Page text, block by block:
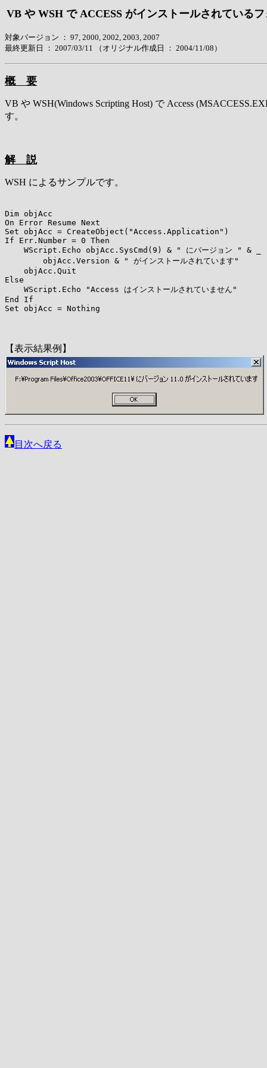
VB や WSH で ACCESS がインストールされている
対象バージョン ： 97, 2000, 2002, 2003, 2007
最終更新日 ： 2007/03/11 （オリジナル作成日 ： 2004/11/08）
概 要
VB や WSH(Windows Scripting Host) で Access
す。
解 説
WSH によるサンプルです。
Dim objAcc
On Error Resume Next
Set objAcc = CreateObject("Access.Application")
If Err.Number = 0 Then
    WScript.Echo objAcc.SysCmd(9) & " にバージョン " & _
        objAcc.Version & " がインストールされています"
    objAcc.Quit
Else
    WScript.Echo "Access はインストールされていません"
End If
Set objAcc = Nothing
【表示結果例】
目次へ戻る